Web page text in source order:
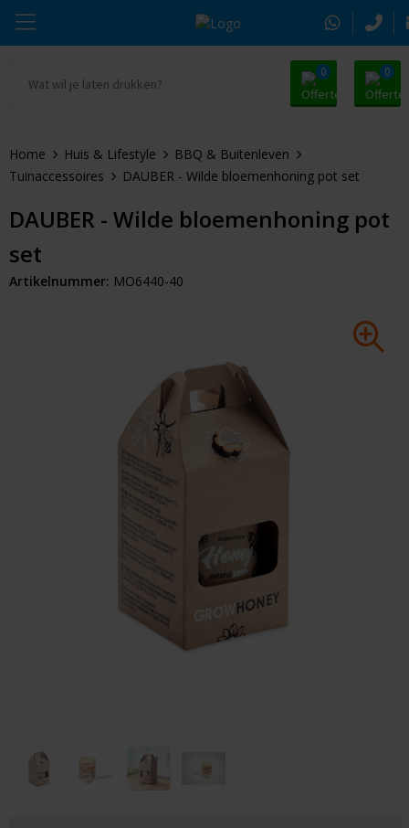
0 0
Drinkwaren
Sleutelhangers & Tools
Huis & Lifestyle
Outdoor & Vrije Tijd
Auto & Veiligheid
Gezondheid & Verzorging
Alle promosnoepje
Zomer
Thule
Alle merken
Home Huis & Lifestyle
BBQ & Buitenleven
Tuinaccessoires
DAUBER - Wilde bloemenhoning pot set
DAUBER - Wilde bloemenhoning pot
set
Artikelnummer: MO6440-40